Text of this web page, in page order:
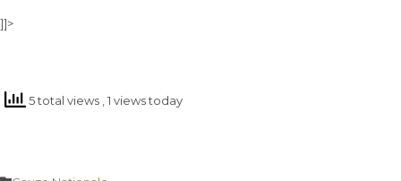
]]>
5 total views , 1 views today